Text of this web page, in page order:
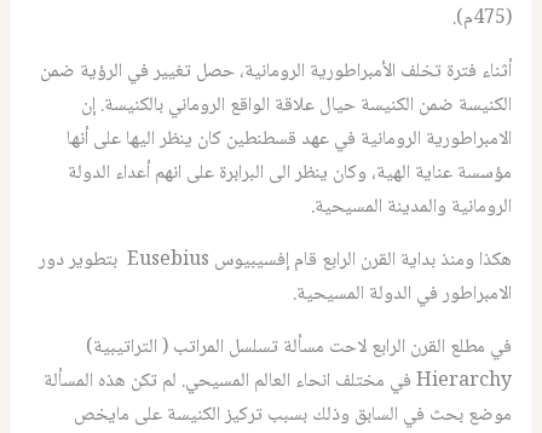
(475م).
أثناء فترة تخلف الأمبراطورية الرومانية، حصل تغيير في الرؤية ضمن
الكنيسة ضمن الكنيسة حيال علاقة الواقع الروماني بالكنيسة. إن
الامبراطورية الرومانية في عهد قسطنطين كان ينظر اليها على أنها
مؤسسة عناية الهية، وكان ينظر الى البرابرة على انهم أعداء الدولة
الرومانية والمدينة المسيحية.
هكذا ومنذ بداية القرن الرابع قام إفسيبيوس Eusebius بتطوير دور
الامبراطور في الدولة المسيحية.
في مطلع القرن الرابع لاحت مسألة تسلسل المراتب ( التراتيبية)
Hierarchy في مختلف انحاء العالم المسيحي. لم تكن هذه المسألة
موضع بحث في السابق وذلك بسبب تركيز الكنيسة على مايخص